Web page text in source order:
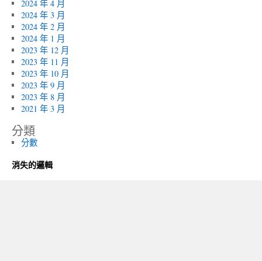
2024 年 4 月
2024 年 3 月
2024 年 2 月
2024 年 1 月
2023 年 12 月
2023 年 11 月
2023 年 10 月
2023 年 9 月
2023 年 8 月
2021 年 3 月
分類
分數
消失的邏輯